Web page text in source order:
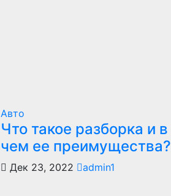
Авто
Что такое разборка и в
чем ее преимущества?
Дек 23, 2022 admin1